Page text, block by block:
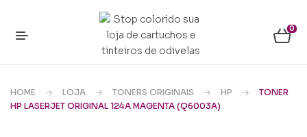
0
HOME LOJA TONERS ORIGINAIS HP
TONER
HP LASERJET ORIGINAL 124A MAGENTA (Q6003A)